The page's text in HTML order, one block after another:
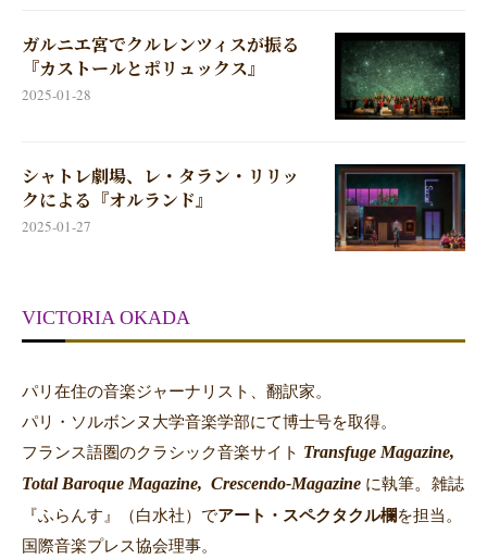
ガルニエ宮でクルレンツィスが振る
『カストールとポリュックス』
2025-01-28
シャトレ劇場、レ・タラン・リリッ
クによる『オルランド』
2025-01-27
VICTORIA OKADA
パリ在住の音楽ジャーナリスト、翻訳家。
パリ・ソルボンヌ大学音楽学部にて博士号を取得。
フランス語圏のクラシック音楽サイト Transfuge Magazine,
Total Baroque Magazine, Crescendo-Magazine に執筆。 雑誌
『ふらんす』（白水社）でアート・スペクタクル欄を担当。
国際音楽プレス協会理事。